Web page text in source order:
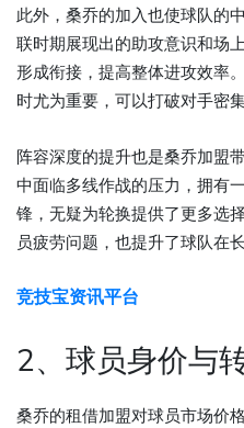
此外，桑乔的加入也使球队的
联时期展现出的助攻意识和场
形成衔接，提高整体进攻效率
时尤为重要，可以打破对手密
阵容深度的提升也是桑乔加盟
中面临多线作战的压力，拥有
锋，无疑为轮换提供了更多选
员疲劳问题，也提升了球队在
竞技宝资讯平台
2、球员身价与
桑乔的租借加盟对球员市场价